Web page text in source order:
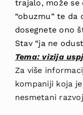
trajalo, može se
“obuzmu” te da
dosegnete ono
Stav “ja ne
Tema: vizija
Za više
kompaniji koja
nesmetani